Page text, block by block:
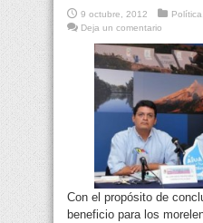
9 octubre, 2012 Política
Deja un comentario
Con el propósito de
beneficio para los